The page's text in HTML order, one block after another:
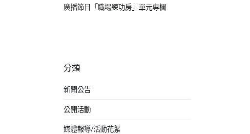
廣播節目「職場練功房」單元專欄
分類
新聞公告
公開活動
媒體報導/活動花絮